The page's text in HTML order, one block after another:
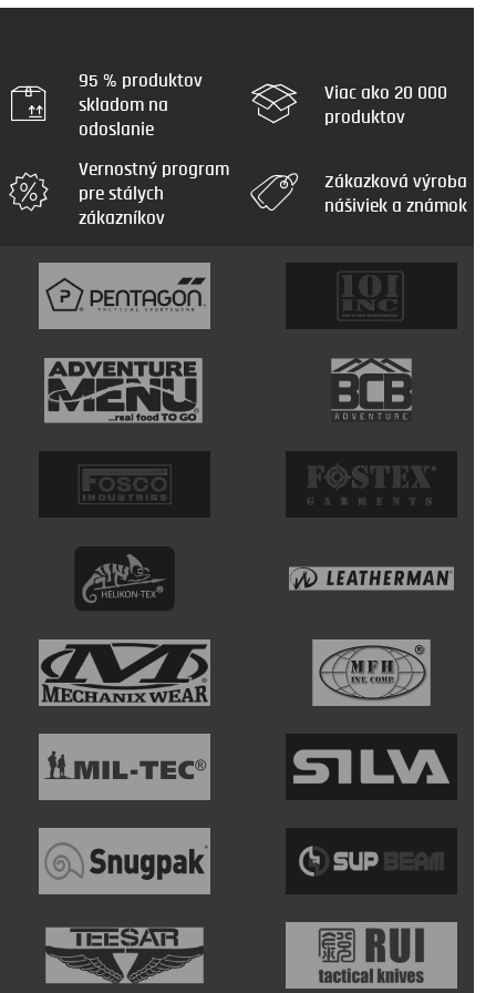
95 % produktov
skladom na
odoslanie
Viac ako 20 000
produktov
Vernostný program
pre stálych
zákazníkov
Zákazková výroba
nášiviek a známok